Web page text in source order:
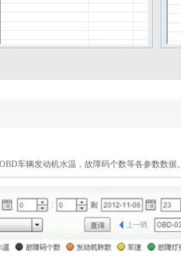
车辆发动机水温，故障码个数等各参数数据。